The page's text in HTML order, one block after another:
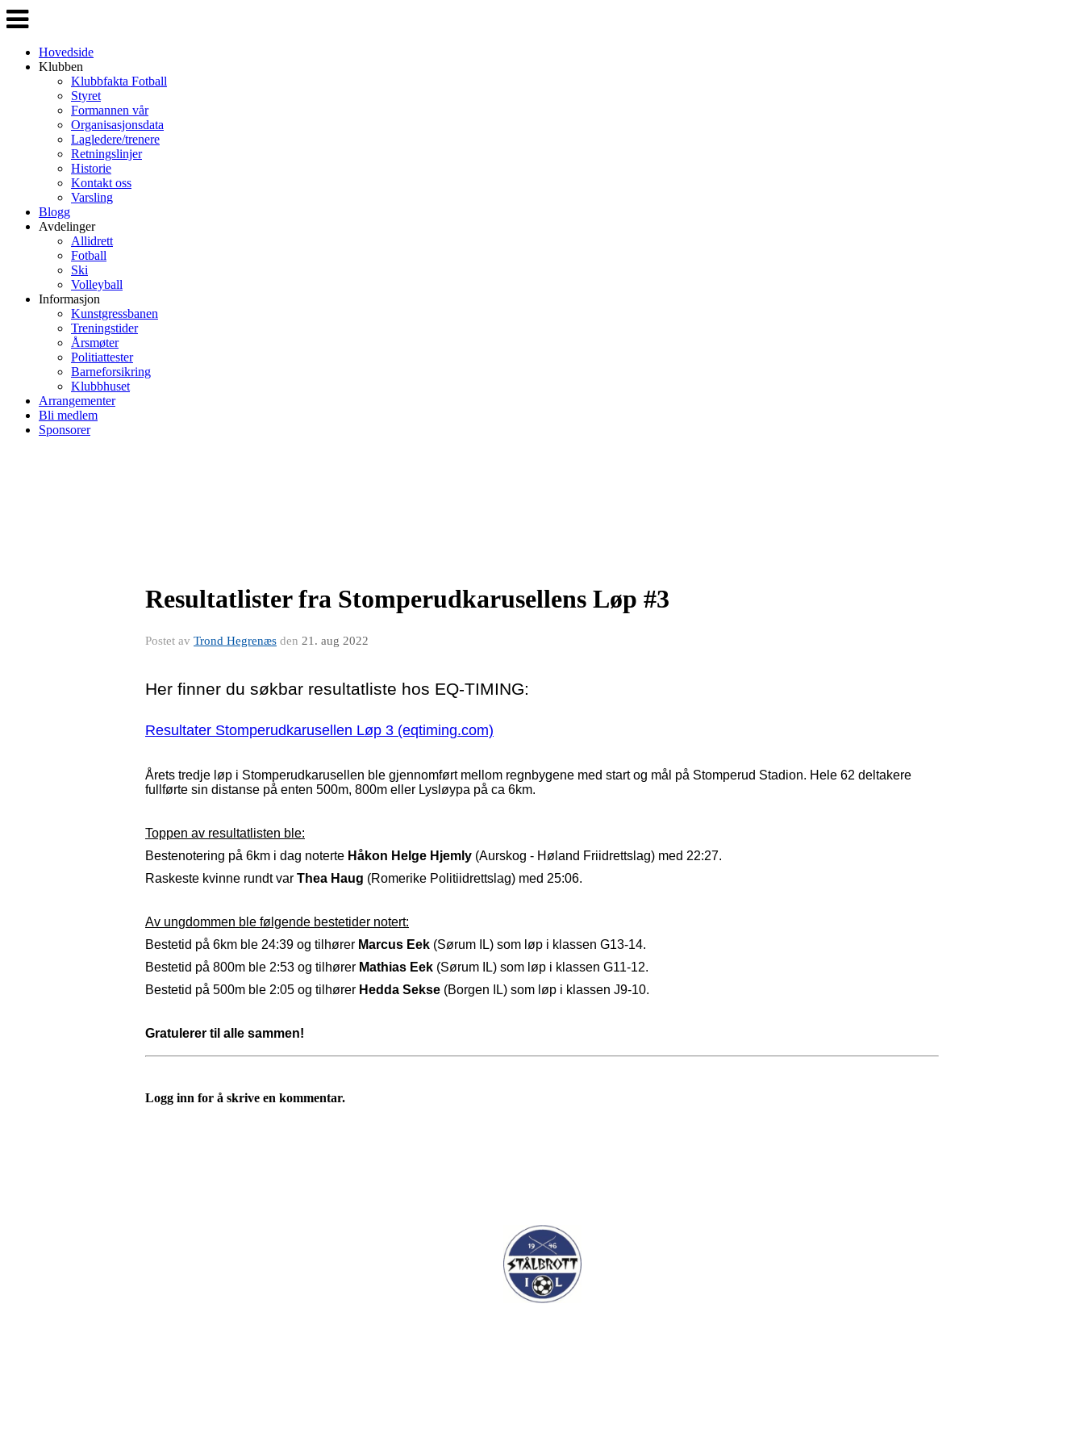
Veksle
navigasjon
Hovedside
Klubben
Klubbfakta Fotball
Styret
Formannen vår
Organisasjonsdata
Lagledere/trenere
Retningslinjer
Historie
Kontakt oss
Varsling
Blogg
Avdelinger
Allidrett
Fotball
Ski
Volleyball
Informasjon
Kunstgressbanen
Treningstider
Årsmøter
Politiattester
Barneforsikring
Klubbhuset
Arrangementer
Bli medlem
Sponsorer
Resultatlister fra Stomperudkarusellens Løp #3
Postet av Trond Hegrenæs den 21. aug 2022
Her finner du søkbar resultatliste hos EQ-TIMING:
Resultater Stomperudkarusellen Løp 3 (eqtiming.com)
Årets tredje løp i Stomperudkarusellen ble gjennomført mellom regnbygene med start og mål på Stomperud Stadion. Hele 62 deltakere
fullførte sin distanse på enten 500m, 800m eller Lysløypa på ca 6km.
Toppen av resultatlisten ble:
Bestenotering på 6km i dag noterte Håkon Helge Hjemly (Aurskog - Høland Friidrettslag) med 22:27.
Raskeste kvinne rundt var Thea Haug (Romerike Politiidrettslag) med 25:06.
Av ungdommen ble følgende bestetider notert:
Bestetid på 6km ble 24:39 og tilhører Marcus Eek (Sørum IL) som løp i klassen G13-14.
Bestetid på 800m ble 2:53 og tilhører Mathias Eek (Sørum IL) som løp i klassen G11-12.
Bestetid på 500m ble 2:05 og tilhører Hedda Sekse (Borgen IL) som løp i klassen J9-10.
Gratulerer til alle sammen!
Logg inn for å skrive en kommentar.